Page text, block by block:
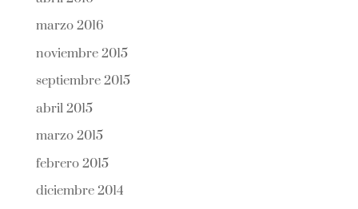
marzo 2016
noviembre 2015
septiembre 2015
abril 2015
marzo 2015
febrero 2015
diciembre 2014